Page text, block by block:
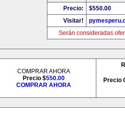
Precio:
$550.00
Visitar!
Serán consideradas
COMPRAR AHORA
Precio $550.00
COMPRAR AHORA
Precio